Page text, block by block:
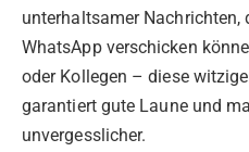
unterhaltsamer Nachrichten,
WhatsApp verschicken
oder Kollegen – diese
garantiert gute Laune und
unvergesslicher.